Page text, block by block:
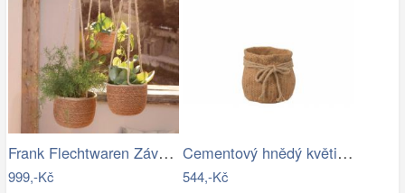
Frank Flechtwaren Závěsné obaly na…
999,-Kč
Cementový hnědý květináč S imitace…
544,-Kč